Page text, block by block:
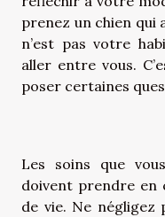
prenez un chien qui
n’est pas votre
aller entre vous.
poser certaines
Les soins que
doivent prendre en
de vie. Ne négligez